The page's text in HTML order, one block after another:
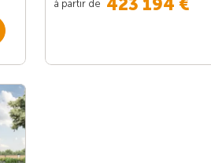
à partir de